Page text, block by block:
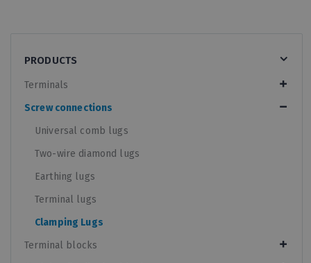
PRODUCTS
Terminals
Screw connections
Universal comb lugs
Two-wire diamond lugs
Earthing lugs
Terminal lugs
Clamping Lugs
Terminal blocks